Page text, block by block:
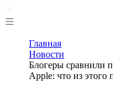
Главная
Новости
Блогеры сравнили
Apple: что из этого